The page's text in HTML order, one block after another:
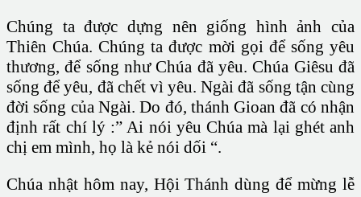
Chúng ta được dựng nên giống hình ảnh của
Thiên Chúa. Chúng ta được mời gọi để sống yêu
thương, để sống như Chúa đã yêu. Chúa Giêsu đã
sống để yêu, đã chết vì yêu. Ngài đã sống tận cùng
đời sống của Ngài. Do đó, thánh Gioan đã có nhận
định rất chí lý :” Ai nói yêu Chúa mà lại ghét anh
chị em mình, họ là kẻ nói dối “.
Chúa nhật hôm nay, Hội Thánh dùng để mừng lễ